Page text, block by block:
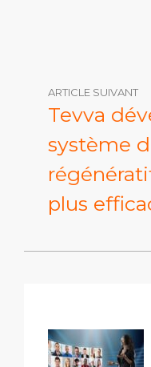
ARTICLE SUIVANT
Tevva
système
plus